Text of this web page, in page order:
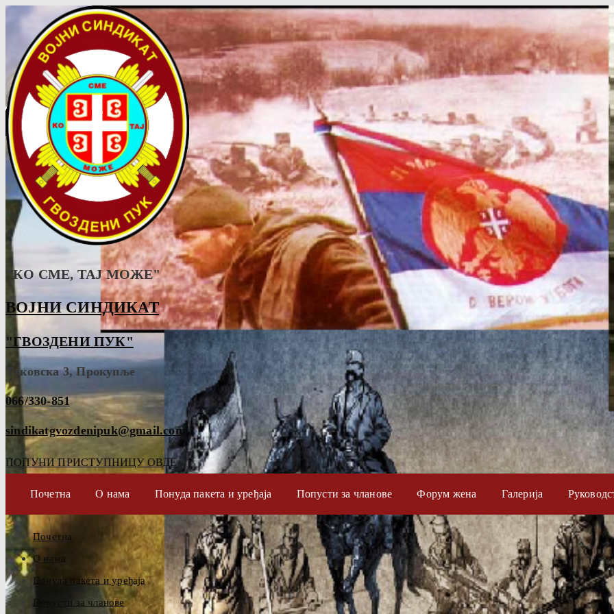
"КО СМЕ, ТАJ МОЖЕ"
ВОЈНИ СИНДИКАТ
"ГВОЗДЕНИ ПУК"
Таковска 3, Прокупље
066/330-851
sindikatgvozdenipuk@gmail.com
ПОПУНИ ПРИСТУПНИЦУ ОВДЕ
Почетна О нама Понуда пакета и уређаја Попусти за чланове Форум жена Галерија
Почетна
О нама
Понуда пакета и уређаја
Попусти за чланове